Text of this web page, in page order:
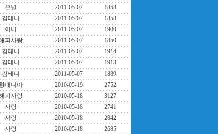
은별 2011-05-07
1858
김테니 2011-05-07
1858
이니 2011-05-07
1900
피사랑 2011-05-07
1850
김테니 2011-05-07
1914
김테니 2011-05-07
1913
김테니 2011-05-07
1889
매니아 2010-05-19
2752
피사랑 2010-05-18
3127
사랑 2010-05-18
2741
사랑 2010-05-18
2842
사랑 2010-05-18
2685